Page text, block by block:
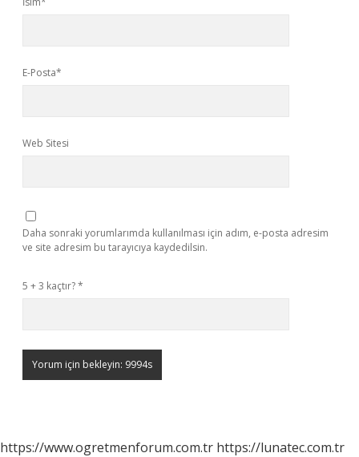
E-Posta*
Web Sitesi
Daha sonraki yorumlarımda kullanılması için adım, e-posta adresim
ve site adresim bu tarayıcıya kaydedilsin.
5 + 3 kaçtır?*
https://www.ogretmenforum.com.tr https://lunatec.com.tr